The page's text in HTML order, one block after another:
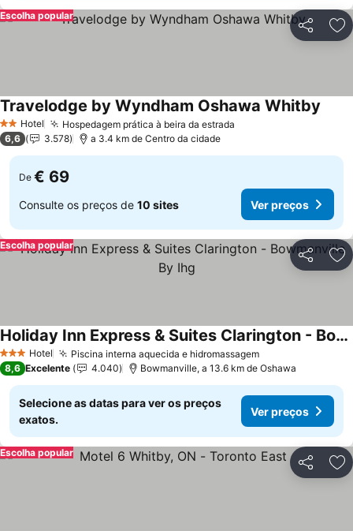
Partilhar
Escolha popular
2 Estrelas
Hotel Hospedagem prática à beira da estrada
Travelodge by Wyndham Oshawa Whitby
6,6 3.578 a 3.4 km de Centro da cidade
De € 69
Consulte os preços de 10 sites Ver preços
Partilhar
Escolha popular
3 EstrelasHotel Piscina interna aquecida e hidromassagem
Holiday Inn Express & Suites Clarington - Bowmanville By Ihg
8,6 Excelente 4.040 Bowmanville, a 13.6 km de Oshawa
Selecione as datas para ver os preços
exatos.
Ver preços
Partilhar
Escolha popular